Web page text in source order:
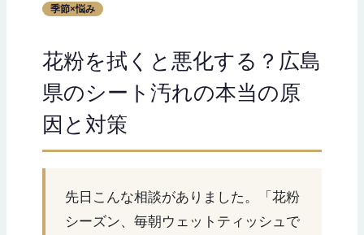
季節×悩み
花粉を拭くと悪化する？広島
県のシート汚れの本当の原
因と対策
先日こんな相談がありました。「花粉
シーズン、毎朝ウェットティッシュで